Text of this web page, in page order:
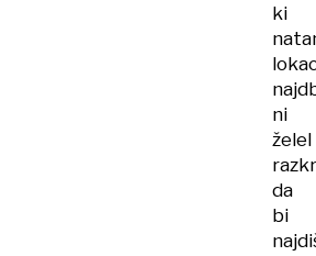
ki
ni
želel
da
bi